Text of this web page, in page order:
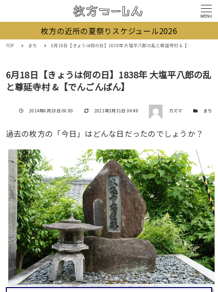
MENU
枚方の近所の夏祭りスケジュール2026
TOP まち 6月18日【きょうは何の日】1838年 大塩平八郎の乱と尊延寺村 &【でんごんばん】
6月18日【きょうは何の日】1838年 大塩平八郎の乱
と尊延寺村 &【でんごんばん】
投稿日
2014年6月18日 06:00 更新日
2021年3月31日 04:49 著者 カズマ カテゴリー
まち
過去の枚方の「今日」はどんな日だったのでしょうか？